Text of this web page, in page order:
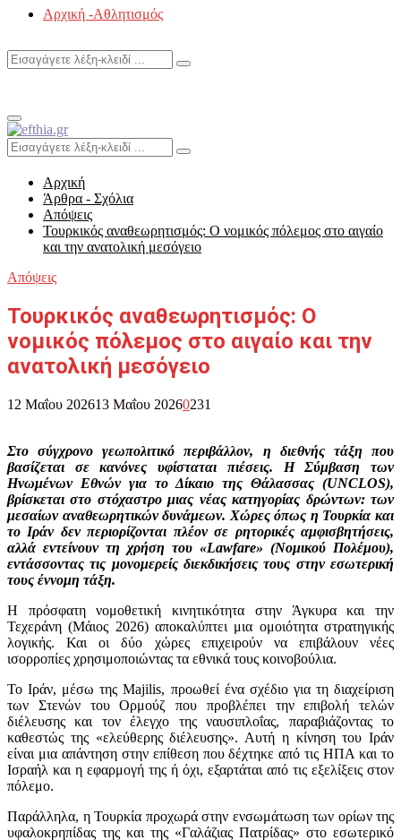
Αρχική -Αθλητισμός
Search
Search
Primary
Menu
Search
for:
Search
Αρχική
Άρθρα - Σχόλια
Απόψεις
Τουρκικός αναθεωρητισμός: Ο νομικός πόλεμος στο αιγαίο
και την ανατολική μεσόγειο
Απόψεις
Τουρκικός αναθεωρητισμός: Ο
νομικός πόλεμος στο αιγαίο και την
ανατολική μεσόγειο
12 Μαΐου 202613 Μαΐου 20260231
Στο σύγχρονο γεωπολιτικό περιβάλλον, η διεθνής τάξη που
βασίζεται σε κανόνες υφίσταται πιέσεις. Η Σύμβαση των
Ηνωμένων Εθνών για το Δίκαιο της Θάλασσας (UNCLOS),
βρίσκεται στο στόχαστρο μιας νέας κατηγορίας δρώντων: των
μεσαίων αναθεωρητικών δυνάμεων. Χώρες όπως η Τουρκία και
το Ιράν δεν περιορίζονται πλέον σε ρητορικές αμφισβητήσεις,
αλλά εντείνουν τη χρήση του «Lawfare» (Νομικού Πολέμου),
εντάσσοντας τις μονομερείς διεκδικήσεις τους στην εσωτερική
τους έννομη τάξη.
Η πρόσφατη νομοθετική κινητικότητα στην Άγκυρα και την
Τεχεράνη (Μάιος 2026) αποκαλύπτει μια ομοιότητα στρατηγικής
λογικής. Και οι δύο χώρες επιχειρούν να επιβάλουν νέες
ισορροπίες χρησιμοποιώντας τα εθνικά τους κοινοβούλια.
Το Ιράν, μέσω της Majilis, προωθεί ένα σχέδιο για τη διαχείριση
των Στενών του Ορμούζ που προβλέπει την επιβολή τελών
διέλευσης και τον έλεγχο της ναυσιπλοΐας, παραβιάζοντας το
καθεστώς της «ελεύθερης διέλευσης». Αυτή η κίνηση του Ιράν
είναι μια απάντηση στην επίθεση που δέχτηκε από τις ΗΠΑ και το
Ισραήλ και η εφαρμογή της ή όχι, εξαρτάται από τις εξελίξεις στον
πόλεμο.
Παράλληλα, η Τουρκία προχωρά στην ενσωμάτωση των ορίων της
υφαλοκρηπίδας της και της «Γαλάζιας Πατρίδας» στο εσωτερικό